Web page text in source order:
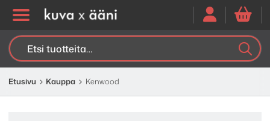
Etsi:
Etusivu Kauppa Kenwood